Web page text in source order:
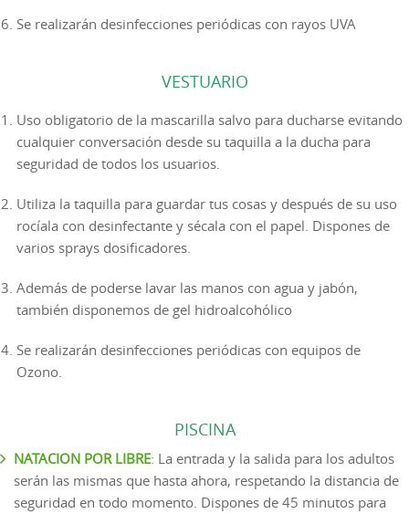
Se realizarán desinfecciones periódicas con rayos UVA
VESTUARIO
Uso obligatorio de la mascarilla salvo para ducharse evitando
cualquier conversación desde su taquilla a la ducha para
seguridad de todos los usuarios.
Utiliza la taquilla para guardar tus cosas y después de su uso
rocíala con desinfectante y sécala con el papel. Dispones de
varios sprays dosificadores.
Además de poderse lavar las manos con agua y jabón,
también disponemos de gel hidroalcohólico
Se realizarán desinfecciones periódicas con equipos de
Ozono.
PISCINA
NATACION POR LIBRE: La entrada y la salida para los adultos
serán las mismas que hasta ahora, respetando la distancia de
seguridad en todo momento. Dispones de 45 minutos para